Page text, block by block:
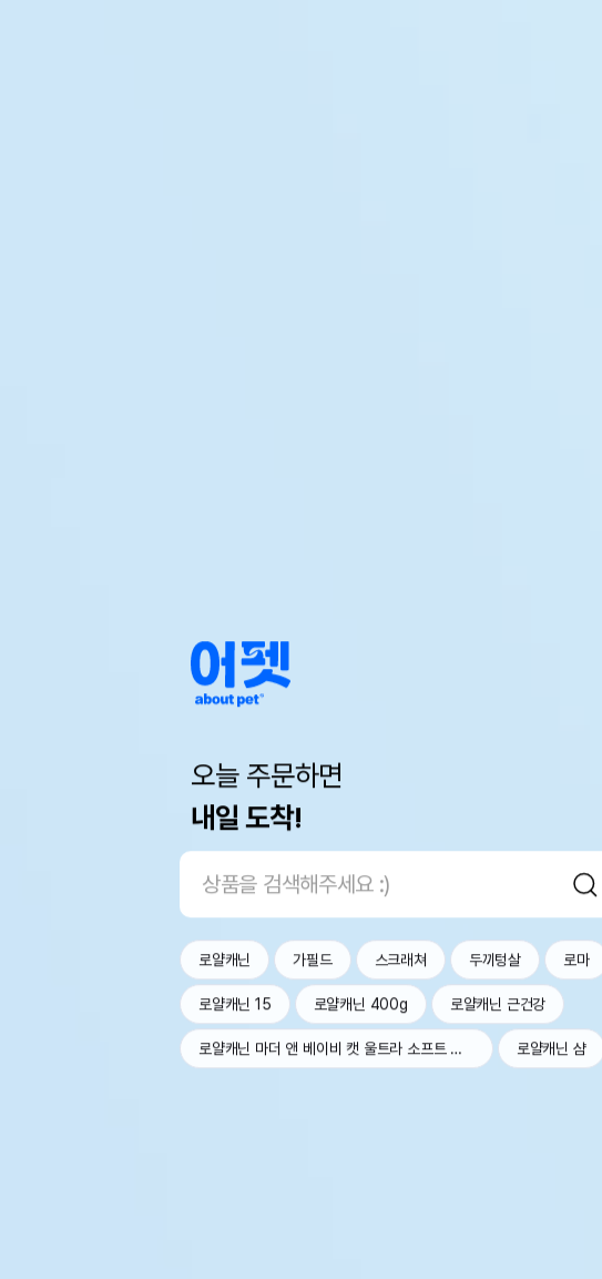
오늘 주문하면
내일 도착!
로얄캐닌 가필드 스크래쳐 두끼텅살 로마
로얄캐닌 15 로얄캐닌 400g 로얄캐닌 근건강
로얄캐닌 마더 앤 베이비 캣 울트라 소프트 무스 트레이 100g 로얄캐닌 샴